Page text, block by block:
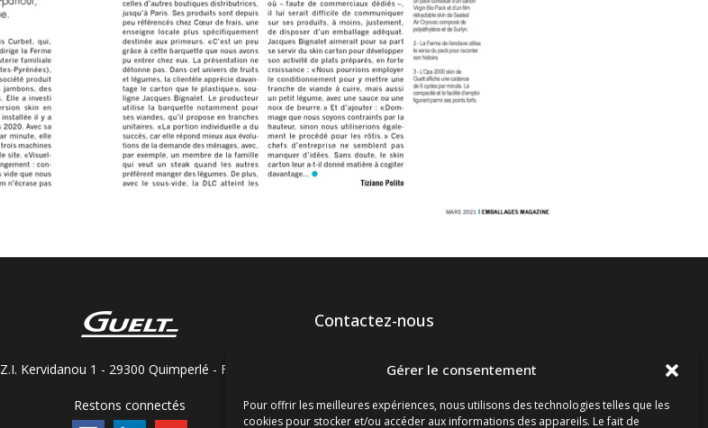
Gérer le consentement
Pour offrir les meilleures expériences, nous utilisons des technologies telles que les
cookies pour stocker et/ou accéder aux informations des appareils. Le fait de
Z.I. Kervidanou 1 - 29300 Quimperlé - France
Restons connectés
Contactez-nous
Lundi-Vendredi 8h-12h & 13h15-17h15 | Samedi 8h-